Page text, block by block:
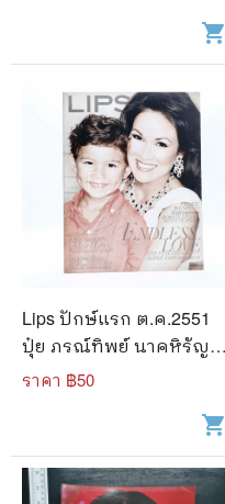
shopping_cart
Lips ปักษ์แรก ต.ค.2551
ปุ๋ย ภรณ์ทิพย์ นาคหิรัญ
กนก
ราคา ฿50
shopping_cart